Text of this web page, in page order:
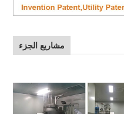
مشاريع الجزء